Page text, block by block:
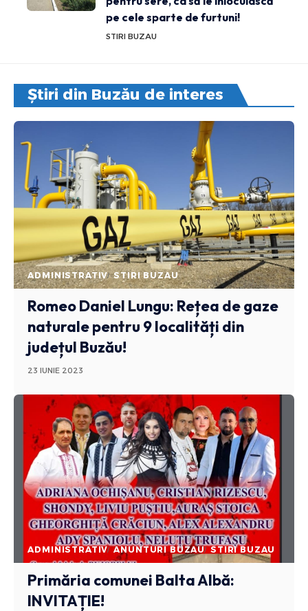
pe cele sparte de furtuni!
STIRI BUZAU
Știri din Buzău de interes
ADMINISTRATIV STIRI BUZAU
Romeo Daniel Lungu: Rețea de gaze
naturale pentru 9 localități din
județul Buzău!
23 IUNIE 2023
ADMINISTRATIV ANUNTURI BUZAU STIRI BUZAU
Primăria comunei Balta Albă:
INVITAȚIE!